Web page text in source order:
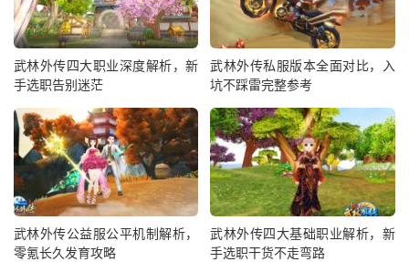
武林外传四大职业深度解析，新
手选职告别迷茫
武林外传私服版本全面对比，入
坑不踩雷完整参考
武林外传公益服公平机制解析，
零氪长久发育攻略
武林外传四大基础职业解析，新
手选职干货不走弯路